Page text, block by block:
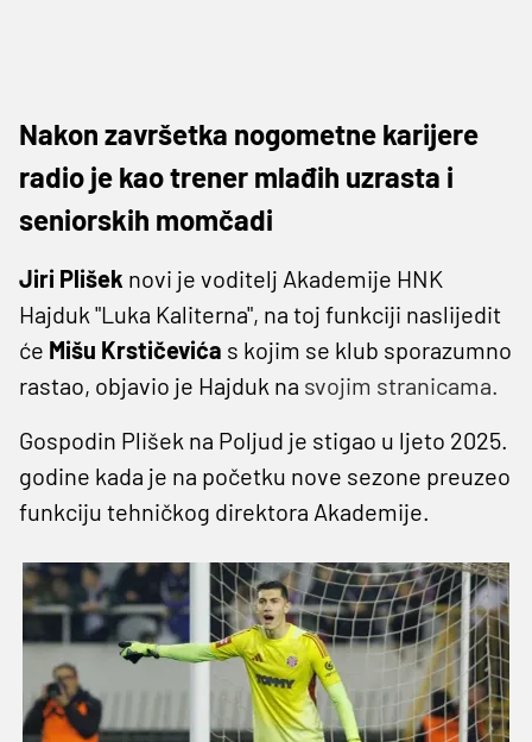
Nakon završetka nogometne karijere
radio je kao trener mlađih uzrasta i
seniorskih momčadi
Jiri Plišek novi je voditelj Akademije HNK
Hajduk "Luka Kaliterna", na toj funkciji naslijedit
će Mišu Krstičevića s kojim se klub sporazumno
rastao, objavio je Hajduk na svojim stranicama.
Gospodin Plišek na Poljud je stigao u ljeto 2025.
godine kada je na početku nove sezone preuzeo
funkciju tehničkog direktora Akademije.